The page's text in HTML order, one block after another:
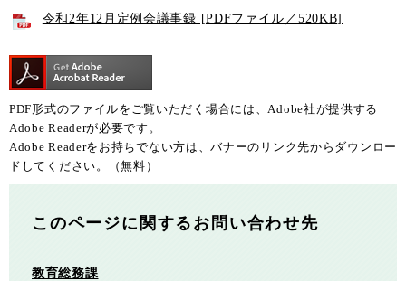
令和2年12月定例会議事録 [PDFファイル／520KB]
PDF形式のファイルをご覧いただく場合には、Adobe社が提供する
Adobe Readerが必要です。
Adobe Readerをお持ちでない方は、バナーのリンク先からダウンロー
ドしてください。（無料）
このページに関するお問い合わせ先
教育総務課